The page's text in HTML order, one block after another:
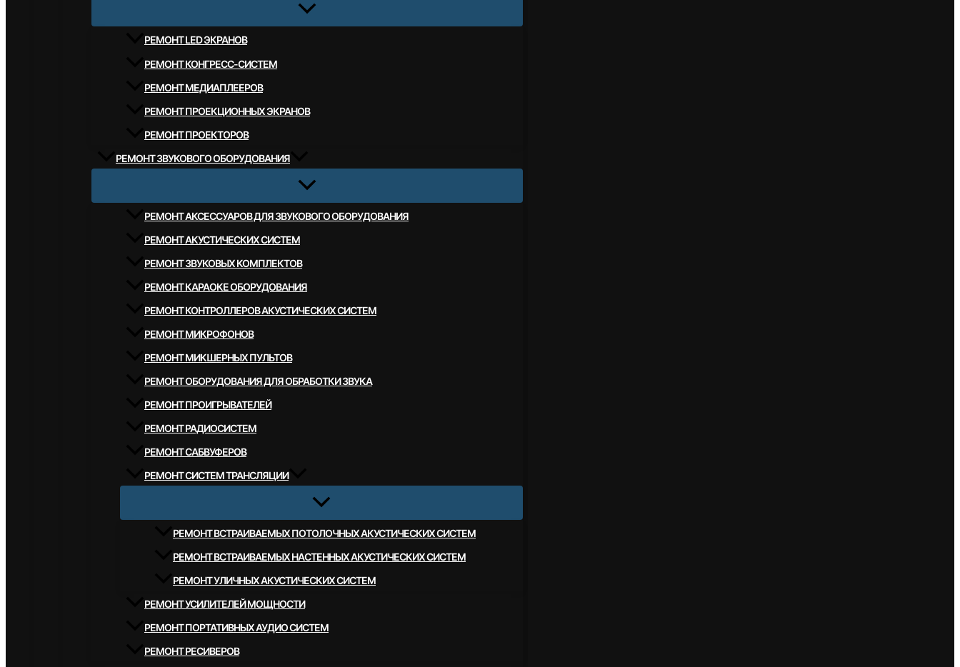
РЕМОНТ LED ЭКРАНОВ
РЕМОНТ КОНГРЕСС-СИСТЕМ
РЕМОНТ МЕДИАПЛЕЕРОВ
РЕМОНТ ПРОЕКЦИОННЫХ ЭКРАНОВ
РЕМОНТ ПРОЕКТОРОВ
РЕМОНТ ЗВУКОВОГО ОБОРУДОВАНИЯ
РЕМОНТ АКСЕССУАРОВ ДЛЯ ЗВУКОВОГО ОБОРУДОВАНИЯ
РЕМОНТ АКУСТИЧЕСКИХ СИСТЕМ
РЕМОНТ ЗВУКОВЫХ КОМПЛЕКТОВ
РЕМОНТ КАРАОКЕ ОБОРУДОВАНИЯ
РЕМОНТ КОНТРОЛЛЕРОВ АКУСТИЧЕСКИХ СИСТЕМ
РЕМОНТ МИКРОФОНОВ
РЕМОНТ МИКШЕРНЫХ ПУЛЬТОВ
РЕМОНТ ОБОРУДОВАНИЯ ДЛЯ ОБРАБОТКИ ЗВУКА
РЕМОНТ ПРОИГРЫВАТЕЛЕЙ
РЕМОНТ РАДИОСИСТЕМ
РЕМОНТ САБВУФЕРОВ
РЕМОНТ СИСТЕМ ТРАНСЛЯЦИИ
РЕМОНТ ВСТРАИВАЕМЫХ ПОТОЛОЧНЫХ АКУСТИЧЕСКИХ СИСТЕМ
РЕМОНТ ВСТРАИВАЕМЫХ НАСТЕННЫХ АКУСТИЧЕСКИХ СИСТЕМ
РЕМОНТ УЛИЧНЫХ АКУСТИЧЕСКИХ СИСТЕМ
РЕМОНТ УСИЛИТЕЛЕЙ МОЩНОСТИ
РЕМОНТ ПОРТАТИВНЫХ АУДИО СИСТЕМ
РЕМОНТ РЕСИВЕРОВ